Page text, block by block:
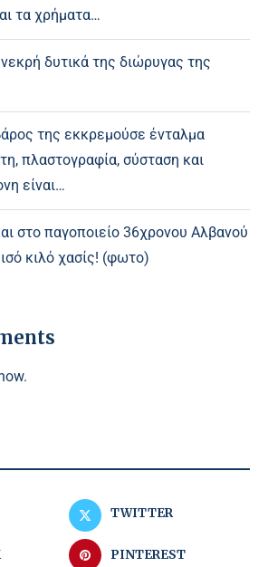
τα χρήματα…
δυτικά της διώρυγας της
της εκκρεμούσε ένταλμα
πλαστογραφία, σύσταση και
είναι…
στο παγοποιείο 36χρονου Αλβανού
κιλό χασίς! (φωτο)
TWITTER
PINTEREST